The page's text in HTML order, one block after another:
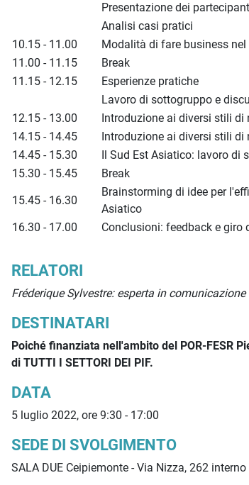
Presentazione dei
Analisi casi pratici
10.15 - 11.00
Modalità di fare business
11.00 - 11.15
Break
11.15 - 12.15
Esperienze pratiche
Lavoro di sottogruppo e
12.15 - 13.00
Introduzione ai diversi stili di
14.15 - 14.45
Introduzione ai diversi stili di
14.45 - 15.30
Il Sud Est Asiatico: lavoro di
15.30 - 15.45
Break
15.45 - 16.30
Brainstorming di idee per
Asiatico
16.30 - 17.00
Conclusioni: feedback e giro
RELATORI
Fréderique Sylvestre: esperta in
DESTINATARI
Poiché finanziata nell'ambito del POR-FESR
di TUTTI I SETTORI DEI PIF.
DATA
5 luglio 2022, ore 9:30 - 17:00
SEDE DI SVOLGIMENTO
SALA DUE Ceipiemonte - Via Nizza, 262